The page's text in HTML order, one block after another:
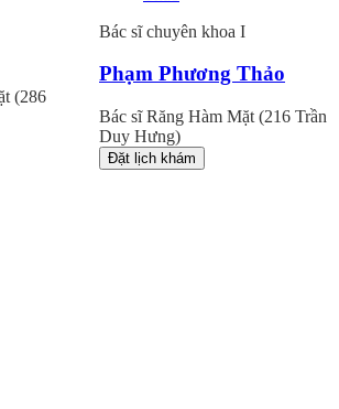
(286
Bác sĩ chuyên khoa I
Phạm Phương Thảo
Bác sĩ Răng Hàm Mặt (216 Trần
Duy Hưng)
Đặt lịch khám